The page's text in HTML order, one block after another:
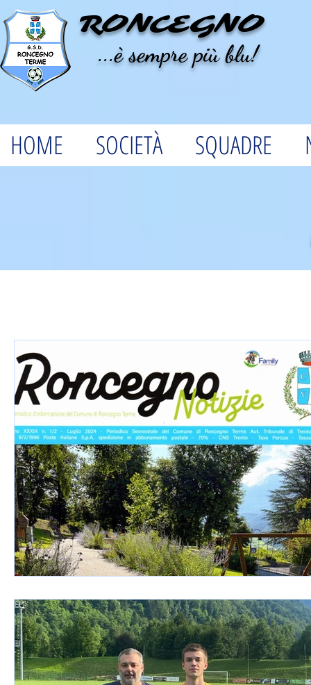
RONCEGNO
...è sempre più blu!
HOME SOCIETÀ SQUADRE